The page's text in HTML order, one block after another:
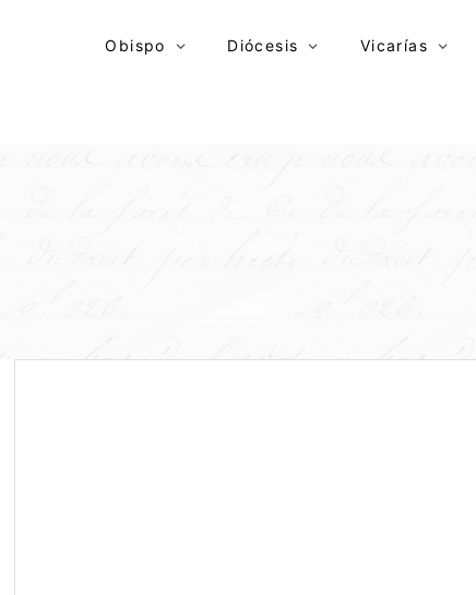
Obispo Diócesis Vicarías